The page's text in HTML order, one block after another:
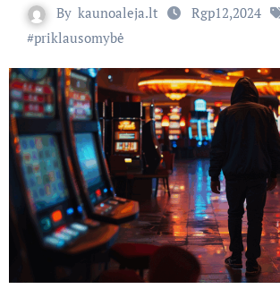
By kaunoaleja.lt
Rgp12,2024
#priklausomybė